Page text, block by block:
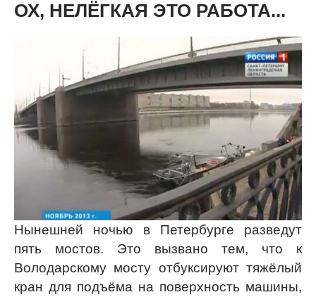
ОХ, НЕЛЁГКАЯ ЭТО РАБОТА...
Нынешней ночью в Петербурге разведут
пять мостов. Это вызвано тем, что к
Володарскому мосту отбуксируют тяжёлый
кран для подъёма на поверхность машины,